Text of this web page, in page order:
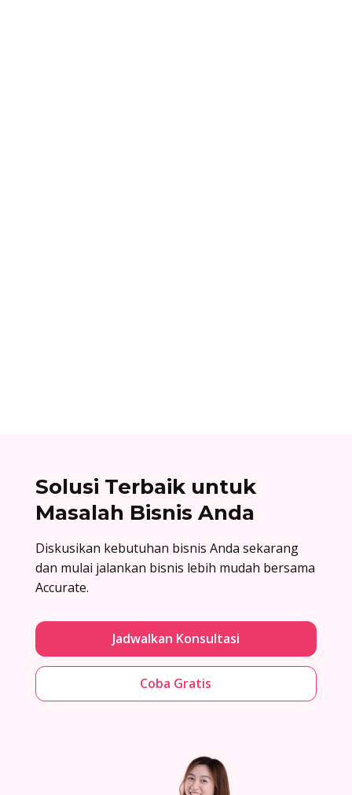
Solusi Terbaik untuk
Masalah Bisnis Anda
Diskusikan kebutuhan bisnis Anda sekarang
dan mulai jalankan bisnis lebih mudah bersama
Accurate.
Jadwalkan Konsultasi
Coba Gratis